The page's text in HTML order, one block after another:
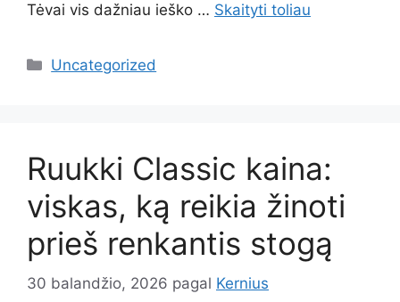
Tėvai vis dažniau ieško … Skaityti toliau
Kategorijos
Uncategorized
Ruukki Classic kaina:
viskas, ką reikia žinoti
prieš renkantis stogą
30 balandžio, 2026 pagal Kernius